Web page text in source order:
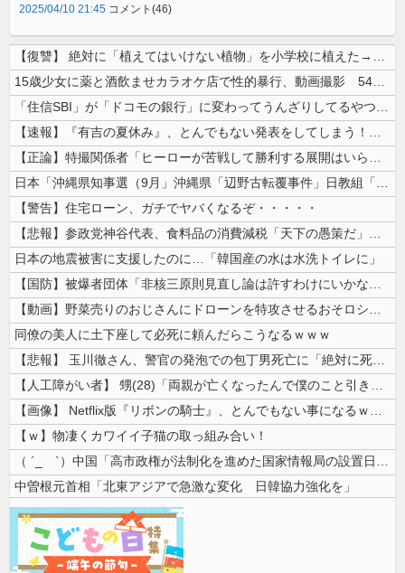
2025/04/10 21:45 コメント(46)
【復讐】 絶対に「植えてはいけない植物」を小学校に植えた→20年経って...
15歳少女に薬と酒飲ませカラオケ店で性的暴行、動画撮影 54歳無職を再...
「住信SBI」が「ドコモの銀行」に変わってうんざりしてるやつｗｗｗｗｗ...
【速報】『有吉の夏休み』、とんでもない発表をしてしまう！！！！！
【正論】特撮関係者「ヒーローが苦戦して勝利する展開はいらない。それで特...
日本「沖縄県知事選（9月」沖縄県「辺野古転覆事件」日教組「同志社批判！...
【警告】住宅ローン、ガチでヤバくなるぞ・・・・・
【悲報】参政党神谷代表、食料品の消費減税「天下の愚策だ」と批判ｗｗｗｗ...
日本の地震被害に支援したのに…「韓国産の水は水洗トイレに」
【国防】被爆者団体「非核三原則見直し論は許すわけにいかない」 ネット「...
【動画】野菜売りのおじさんにドローンを特攻させるおそロシア。
同僚の美人に土下座して必死に頼んだらこうなるｗｗｗ
【悲報】 玉川徹さん、警官の発泡での包丁男死亡に「絶対に死刑にならない...
【人工障がい者】 甥(28)「両親が亡くなったんで僕のこと引き取ってほ...
【画像】 Netflix版『リボンの騎士』、とんでもない事になるｗｗｗ...
【ｗ】物凄くカワイイ子猫の取っ組み合い！
（ ´_ゝ`）中国「高市政権が法制化を進めた国家情報局の設置日が7月3...
中曽根元首相「北東アジアで急激な変化 日韓協力強化を」